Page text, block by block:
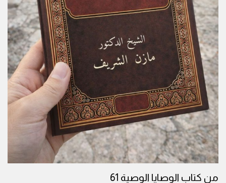
من كتاب الوصايا الوصية 61